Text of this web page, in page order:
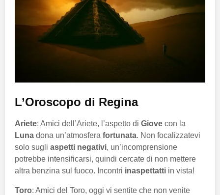
L’Oroscopo di Regina
Ariete: Amici dell’Ariete, l’aspetto di Giove con la
Luna dona un’atmosfera fortunata. Non focalizzatevi
solo sugli aspetti negativi, un’incomprensione
potrebbe intensificarsi, quindi cercate di non mettere
altra benzina sul fuoco. Incontri inaspettatti in vista!
Toro: Amici del Toro, oggi vi sentite che non venite